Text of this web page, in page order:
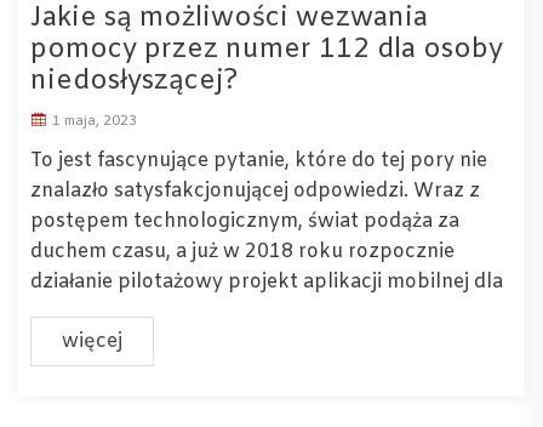
Jakie są możliwości wezwania
pomocy przez numer 112 dla osoby
niedosłyszącej?
1 maja, 2023
To jest fascynujące pytanie, które do tej pory nie
znalazło satysfakcjonującej odpowiedzi. Wraz z
postępem technologicznym, świat podąża za
duchem czasu, a już w 2018 roku rozpocznie
działanie pilotażowy projekt aplikacji mobilnej dla
więcej